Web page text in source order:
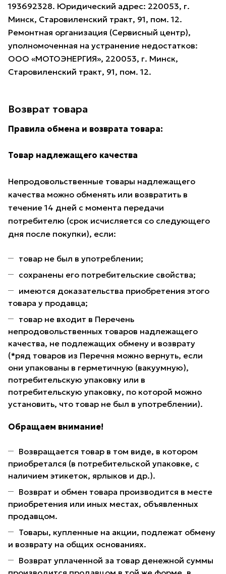
193692328. Юридический адрес: 220053, г.
Минск, Старовиленский тракт, 91, пом. 12.
Ремонтная организация (Сервисный центр),
уполномоченная на устранение недостатков:
ООО «МОТОЭНЕРГИЯ», 220053, г. Минск,
Старовиленский тракт, 91, пом. 12.
Возврат товара
Правила обмена и возврата товара:
Товар надлежащего качества
Непродовольственные товары надлежащего
качества можно обменять или возвратить в
течение 14 дней с момента передачи
потребителю (срок исчисляется со следующего
дня после покупки), если:
товар не был в употреблении;
сохранены его потребительские свойства;
имеются доказательства приобретения этого
товара у продавца;
товар не входит в Перечень
непродовольственных товаров надлежащего
качества, не подлежащих обмену и возврату
(*ряд товаров из Перечня можно вернуть, если
они упакованы в герметичную (вакуумную),
потребительскую упаковку или в
потребительскую упаковку, по которой можно
установить, что товар не был в употреблении).
Обращаем внимание!
Возвращается товар в том виде, в котором
приобретался (в потребительской упаковке, с
наличием этикеток, ярлыков и др.).
Возврат и обмен товара производится в месте
приобретения или иных местах, объявленных
продавцом.
Товары, купленные на акции, подлежат обмену
и возврату на общих основаниях.
Возврат уплаченной за товар денежной суммы